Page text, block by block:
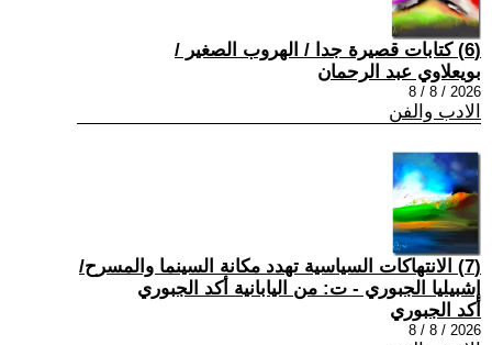
(6) كتابات قصيرة جدا / الهروب الصغير /
بويعلاوي عبد الرحمان
2026 / 8 / 8
الادب والفن
(7) الانتهاكات السياسية تهدد مكانة السينما والمسرح/
إشبيليا الجبوري - ت: من اليابانية أكد الجبوري
أكد الجبوري
2026 / 8 / 8